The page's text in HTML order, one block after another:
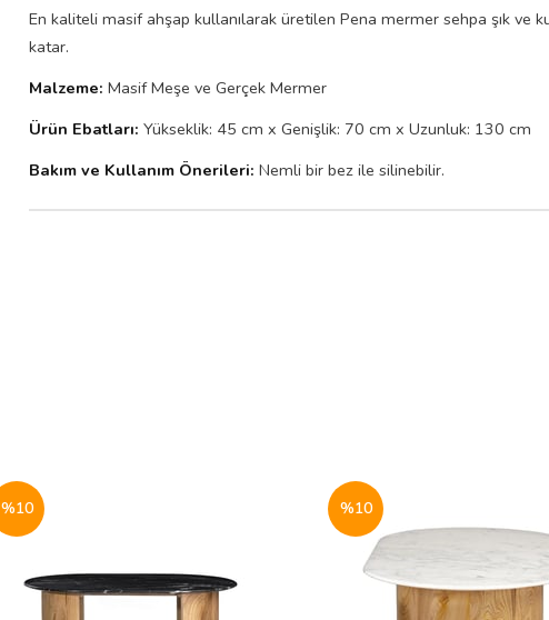
En kaliteli masif ahşap kullanılarak üretilen Pena mermer sehpa şık ve
katar.
Malzeme: Masif Meşe ve Gerçek Mermer
Ürün Ebatları: Yükseklik: 45 cm x Genişlik: 70 cm x Uzunluk: 130 cm
Bakım ve Kullanım Önerileri: Nemli bir bez ile silinebilir.
%10 %10